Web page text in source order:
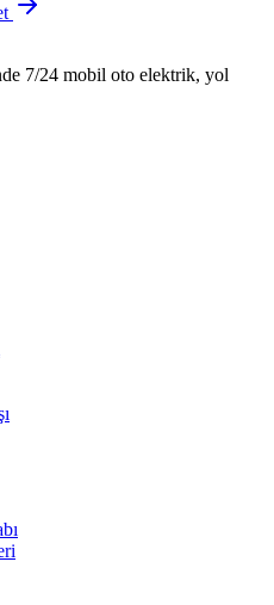
7/24 mobil oto elektrik, yol